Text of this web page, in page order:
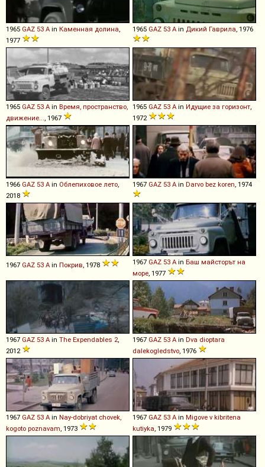
1965 GAZ 53 A in Каменная долина,
1977
1965 GAZ 53 A in Дикий Гаврила, 1976
1965 GAZ 53 A in Время, пространство,
движение..., 1967
1965 GAZ 53 A in Идущие за горизонт,
1972
1966 GAZ 53 A in Облепиховое лето,
2018
1967 GAZ 53 A in Darvo bez koren, 1974
1967 GAZ 53 A in Покрив, 1978 1967 GAZ 53 A in Баш майсторът на
море, 1977
1967 GAZ 53 A in The Expendables 2,
2012
1967 GAZ 53 A in Dva dioptara
dalekogledstvo, 1976
1967 GAZ 53 A in Nay-dobriyat chovek,
kogoto poznavam, 1973
1967 GAZ 53 A in Migove v kibritena
kutiyka, 1979